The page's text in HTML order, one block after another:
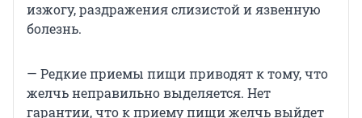
изжогу, раздражения слизистой и язвенную
болезнь.
— Редкие приемы пищи приводят к тому, что
желчь неправильно выделяется. Нет
гарантии, что к приему пищи желчь выйдет